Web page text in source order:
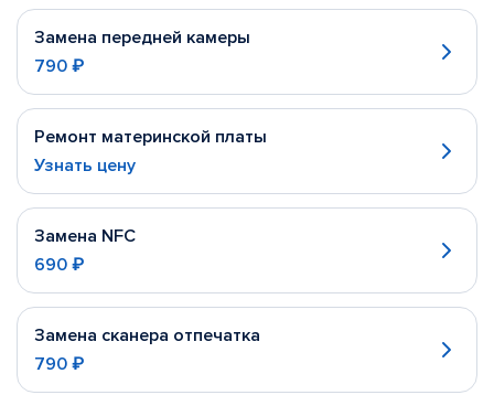
Замена передней камеры
790 ₽
Ремонт материнской платы
Узнать цену
Замена NFC
690 ₽
Замена сканера отпечатка
790 ₽